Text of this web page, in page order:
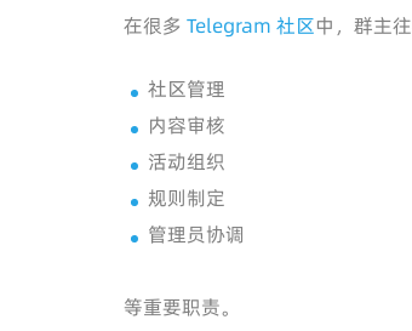
在很多 Telegram 社区中，群主
社区管理
内容审核
活动组织
规则制定
管理员协调
等重要职责。